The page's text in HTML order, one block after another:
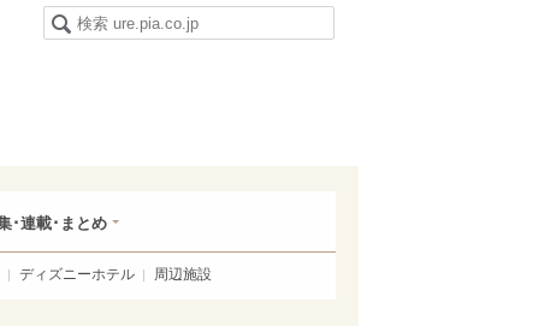
･連載･まとめ
ディズニーホテル 周辺施設